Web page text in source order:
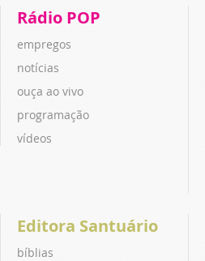
Rádio POP
empregos
notícias
ouça ao vivo
programação
vídeos
Editora Santuário
bíblias